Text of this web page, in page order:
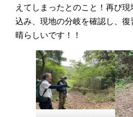
えてしまったとのこと！再び
込み、現地の分岐を確認し、
晴らしいです！！